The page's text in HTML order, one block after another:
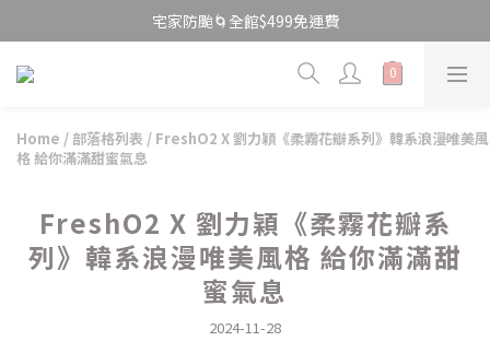
宅家防颱🌀全館$499免運費
宅家防颱🌀全館$499免運費
\ 限時快閃 / 國際唇膏日💄$199美唇開搶
Home / 部落格列表 / FreshO2 X 劉力穎《柔霧花瓣系列》韓系浪漫唯美風
格 給你滿滿甜蜜氣息
FreshO2 X 劉力穎《柔霧花瓣系
列》韓系浪漫唯美風格 給你滿滿甜
蜜氣息
2024-11-28